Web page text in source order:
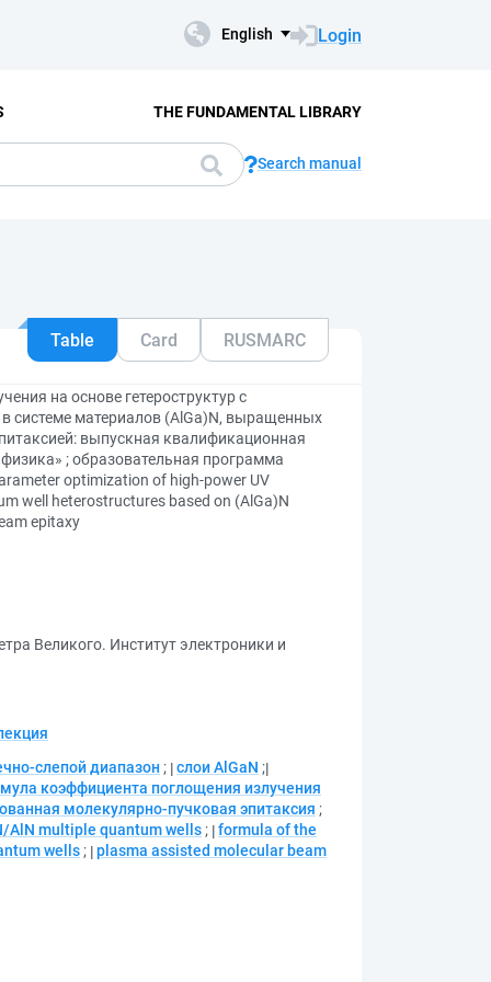
English Login
THE FUNDAMENTAL LIBRARY
Search manual
Table Card RUSMARC
на основе гетероструктур с
материалов (AlGa)N, выращенных
выпускная квалификационная
; образовательная программа
optimization of high-power UV
well heterostructures based on (AlGa)N
epitaxy
Великого. Институт электроники и
слепой диапазон ; слои AlGaN ;
коэффициента поглощения излучения
молекулярно-пучковая эпитаксия ;
AlN multiple quantum wells ; formula of the
wells ; plasma assisted molecular beam